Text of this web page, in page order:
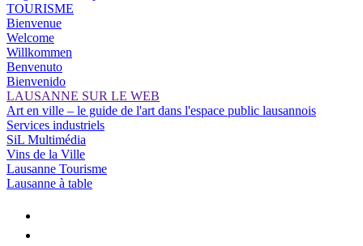
TOURISME
Bienvenue
Welcome
Willkommen
Benvenuto
Bienvenido
LAUSANNE SUR LE WEB
Art en ville – le guide de l'art dans l'espace public lausannois
Services industriels
SiL Multimédia
Vins de la Ville
Lausanne Tourisme
Lausanne à table